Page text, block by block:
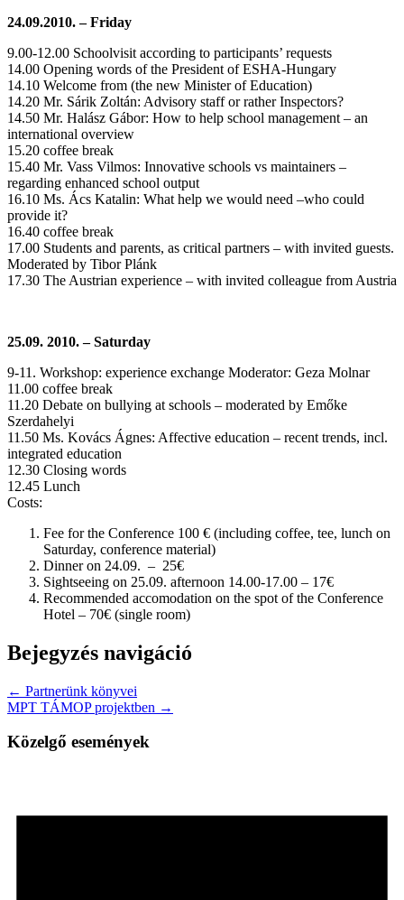
24.09.2010. – Friday
9.00-12.00 Schoolvisit according to participants’ requests
14.00 Opening words of the President of ESHA-Hungary
14.10 Welcome from (the new Minister of Education)
14.20 Mr. Sárik Zoltán: Advisory staff or rather Inspectors?
14.50 Mr. Halász Gábor: How to help school management – an
international overview
15.20 coffee break
15.40 Mr. Vass Vilmos: Innovative schools vs maintainers –
regarding enhanced school output
16.10 Ms. Ács Katalin: What help we would need –who could
provide it?
16.40 coffee break
17.00 Students and parents, as critical partners – with invited guests.
Moderated by Tibor Plánk
17.30 The Austrian experience – with invited colleague from Austria
25.09. 2010. – Saturday
9-11. Workshop: experience exchange Moderator: Geza Molnar
11.00 coffee break
11.20 Debate on bullying at schools – moderated by Emőke
Szerdahelyi
11.50 Ms. Kovács Ágnes: Affective education – recent trends, incl.
integrated education
12.30 Closing words
12.45 Lunch
Costs:
Fee for the Conference 100 € (including coffee, tee, lunch on
Saturday, conference material)
Dinner on 24.09. – 25€
Sightseeing on 25.09. afternoon 14.00-17.00 – 17€
Recommended accomodation on the spot of the Conference
Hotel – 70€ (single room)
Bejegyzés navigáció
← Partnerünk könyvei
MPT TÁMOP projektben →
Közelgő események